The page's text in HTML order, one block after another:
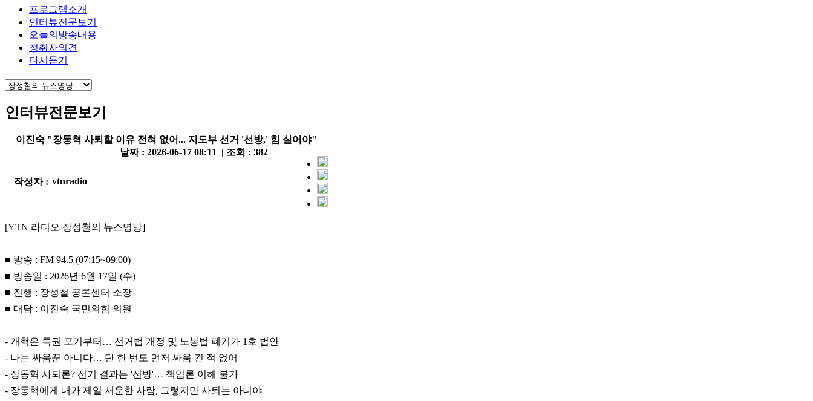
프로그램소개
인터뷰전문보기
오늘의방송내용
청취자의견
다시듣기
인터뷰전문보기
이진숙 "장동혁 사퇴할 이유 전혀 없어... 지도부 선거 '선방,' 힘 실어야"
작성자 :
날짜 : 2026-06-17 08:11 | 조회 : 382
[YTN 라디오 장성철의 뉴스명당]
■ 방송 : FM 94.5 (07:15~09:00)
■ 방송일 : 2026년 6월 17일 (수)
■ 진행 : 장성철 공론센터 소장
■ 대담 : 이진숙 국민의힘 의원
- 개혁은 특권 포기부터… 선거법 개정 및 노봉법 폐기가 1호 법안
- 나는 싸움꾼 아니다… 단 한 번도 먼저 싸움 건 적 없어
- 장동혁 사퇴론? 선거 결과는 '선방'… 책임론 이해 불가
- 장동혁에게 내가 제일 서운한 사람, 그렇지만 사퇴는 아니야